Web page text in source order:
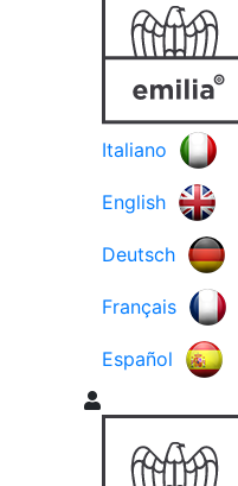
Italiano
English
Deutsch
Français
Español